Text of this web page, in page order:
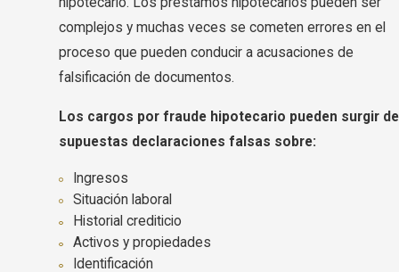
complejos y muchas veces se cometen errores en el
proceso que pueden conducir a acusaciones de
falsificación de documentos.
Los cargos por fraude hipotecario pueden surgir de
supuestas declaraciones falsas sobre:
Ingresos
Situación laboral
Historial crediticio
Activos y propiedades
Identificación